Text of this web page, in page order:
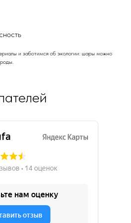
и заботимся об экологии: шары можно